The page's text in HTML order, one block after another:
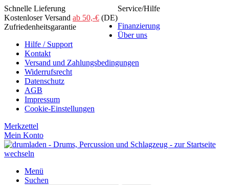
Schnelle Lieferung
Kostenloser Versand ab 50,-€ (DE)
Zufriedenheitsgarantie
Service/Hilfe
Finanzierung
Über uns
Hilfe / Support
Kontakt
Versand und Zahlungsbedingungen
Widerrufsrecht
Datenschutz
AGB
Impressum
Cookie-Einstellungen
Merkzettel
Mein Konto
Menü
Suchen